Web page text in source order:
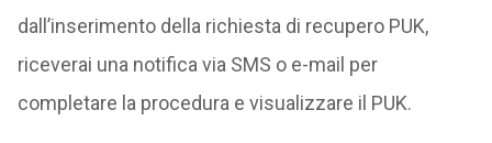
dall’inserimento della richiesta di recupero PUK,
riceverai una notifica via SMS o e-mail per
completare la procedura e visualizzare il PUK.